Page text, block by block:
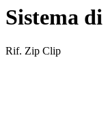
isolfix
instalduct
Sistema
Rif. Zip Clip